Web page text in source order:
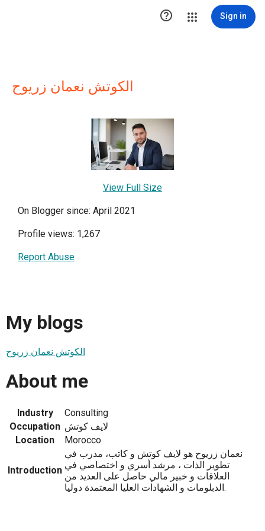
 Sign in
الكوتش نعمان زريوح
View Full Size
On Blogger since: April 2021
Profile views: 1,267
Report Abuse
My blogs
الكوتش نعمان زريوح
About me
Industry
Consulting
Occupation لايف كوتش
Location
Morocco
Introduction
نعمان زريوح هو لايف كوتش و كاتب، مدرب في
تطوير الذات ، مرشد أسري و اختصاصي في
العلاقات و خبير مالي حاصل على العديد من
الدبلومات و الشهادات العليا المعتمدة دوليا.